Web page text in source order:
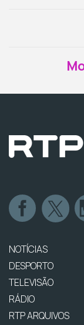
NOTÍCIAS
DESPORTO
TELEVISÃO
RÁDIO
RTP ARQUIVOS